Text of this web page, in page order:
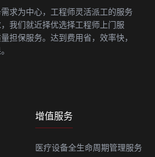
求为中心，工程师灵活派工的服务
我们就近择优选择工程师上门服
担保服务。达到费用省，效率快，
增值服务
医疗设备全生命周期管理服务